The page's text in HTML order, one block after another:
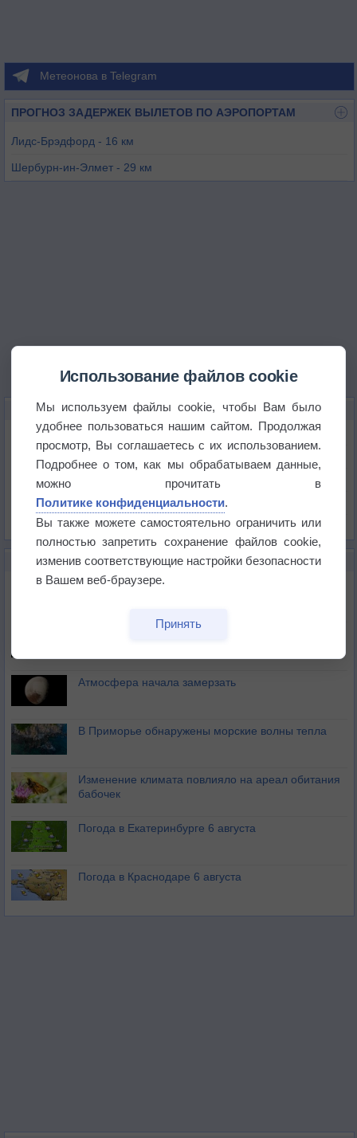
Метеонова в Telegram
ПРОГНОЗ ЗАДЕРЖЕК ВЫЛЕТОВ ПО АЭРОПОРТАМ
Лидс-Брэдфорд - 16 км
Шербурн-ин-Элмет - 29 км
КАРТЫ ПОГОДЫ В БАТЛИ
Температура
Давление
Осадки
Облачность
Список всех карт
НОВОЕ О ПОГОДЕ
Космическая погода влияет на транспорт
Приложение построит маршрут через тень
Атмосфера начала замерзать
В Приморье обнаружены морские волны тепла
Изменение климата повлияло на ареал обитания
бабочек
Погода в Екатеринбурге 6 августа
Погода в Краснодаре 6 августа
Использование файлов cookie
Мы используем файлы cookie, чтобы Вам было
удобнее пользоваться нашим сайтом. Продолжая
просмотр, Вы соглашаетесь с их использованием.
Подробнее о том, как мы обрабатываем данные,
можно прочитать в
Политике конфиденциальности.
Вы также можете самостоятельно ограничить или
полностью запретить сохранение файлов cookie,
изменив соответствующие настройки безопасности
в Вашем веб-браузере.
Принять